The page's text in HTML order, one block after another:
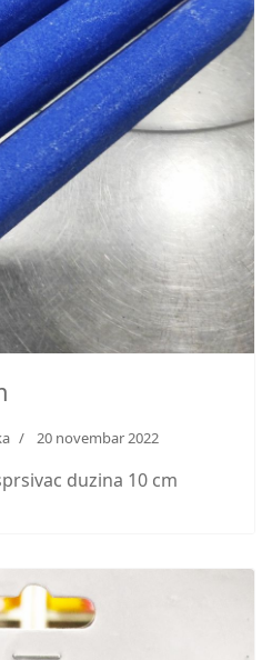
20 novembar 2022
duzina 10 cm